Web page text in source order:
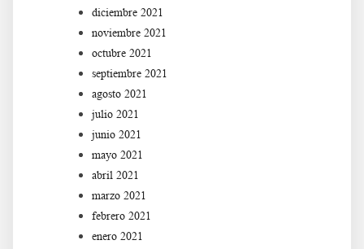
diciembre 2021
noviembre 2021
octubre 2021
septiembre 2021
agosto 2021
julio 2021
junio 2021
mayo 2021
abril 2021
marzo 2021
febrero 2021
enero 2021